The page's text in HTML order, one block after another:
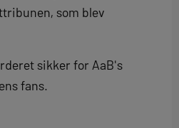
som blev
sikker for AaB's
fans.